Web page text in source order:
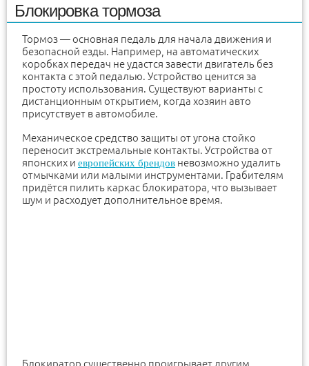
Блокировка тормоза
Тормоз — основная педаль для начала движения и
безопасной езды. Например, на автоматических
коробках передач не удастся завести двигатель без
контакта с этой педалью. Устройство ценится за
простоту использования. Существуют варианты с
дистанционным открытием, когда хозяин авто
присутствует в автомобиле.
Механическое средство защиты от угона стойко
переносит экстремальные контакты. Устройства от
японских и европейских брендов невозможно удалить
отмычками или малыми инструментами. Грабителям
придётся пилить каркас блокиратора, что вызывает
шум и расходует дополнительное время.